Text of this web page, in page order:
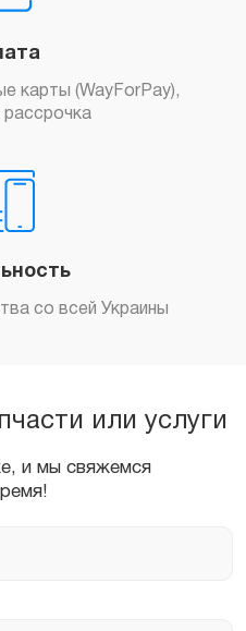
карты (WayForPay),
рассрочка
со всей Украины
или услуги
и мы свяжемся